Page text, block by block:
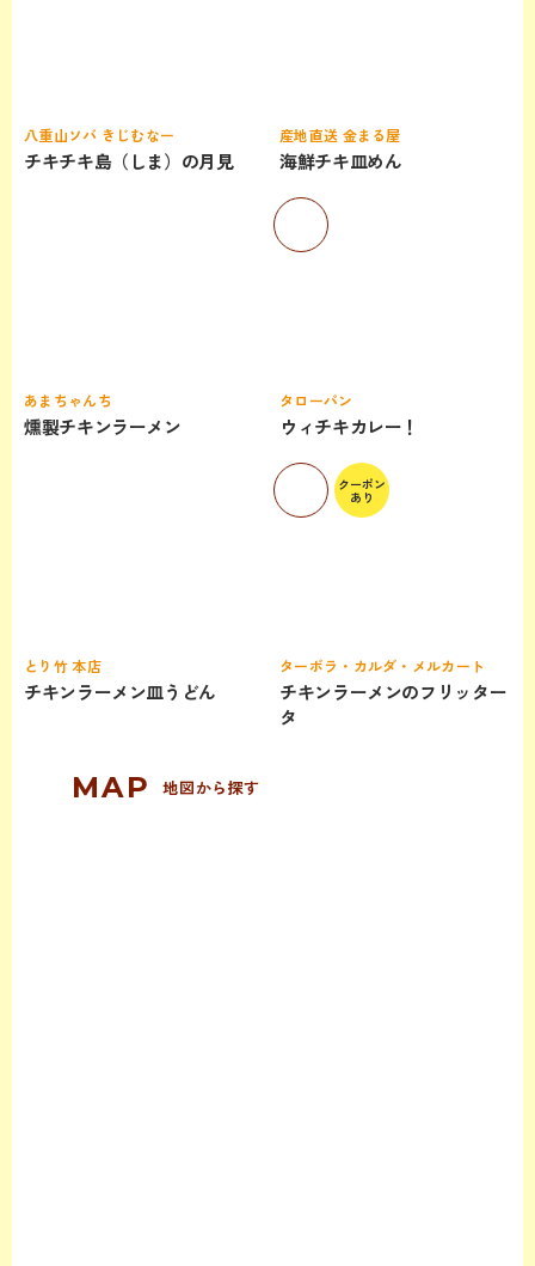
八重山ソバ きじむなー
チキチキ島（しま）の月見
産地直送 金まる屋
海鮮チキ皿めん
あまちゃんち
燻製チキンラーメン
タローパン
ウィチキカレー！
とり竹 本店
チキンラーメン皿うどん
クーポン
あり
ターボラ・カルダ・メルカート
チキンラーメンのフリッター
タ
地図から探す